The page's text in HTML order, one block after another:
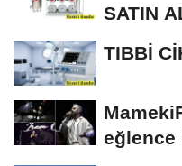
SATIN
TIBBİ
eğlence